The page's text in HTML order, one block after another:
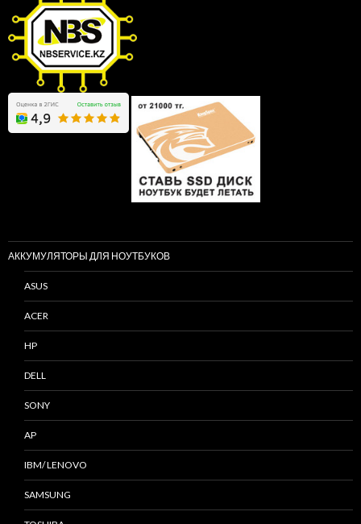
АККУМУЛЯТОРЫ ДЛЯ НОУТБУКОВ
ASUS
ACER
HP
DELL
SONY
AP
IBM/ LENOVO
SAMSUNG